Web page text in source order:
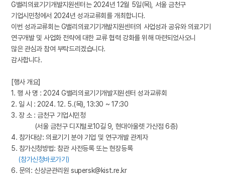
G밸리의료기기개발지원센터는 2024년 12월 5일(목), 서울 금천구
기업시민청에서 2024년 성과교류회를 개최합니다.
이번 성과교류회는 G밸리의료기기개발지원센터의 사업성과 공유와 의료기기
연구개발 및 사업화 전략에 대한 교류 협력 강화를 위해 마련되었사오니
많은 관심과 참여 부탁드리겠습니다.
감사합니다.
[행사 개요]
1. 행 사 명 : 2024 G밸리의료기기개발지원센터 성과교류회
2. 일 시 : 2024. 12. 5.(목), 13:30 ~ 17:30
3. 장 소 : 금천구 기업시민청
(서울 금천구 디지털로10길 9, 현대아울렛 가산점 6층)
4. 참가대상: 의료기기 분야 기업 및 연구개발 관계자
5. 참가신청방법: 참관 사전등록 또는 현장등록
(참가신청바로가기 )
6. 문의: 신상균관리원supersk@kist.re.kr